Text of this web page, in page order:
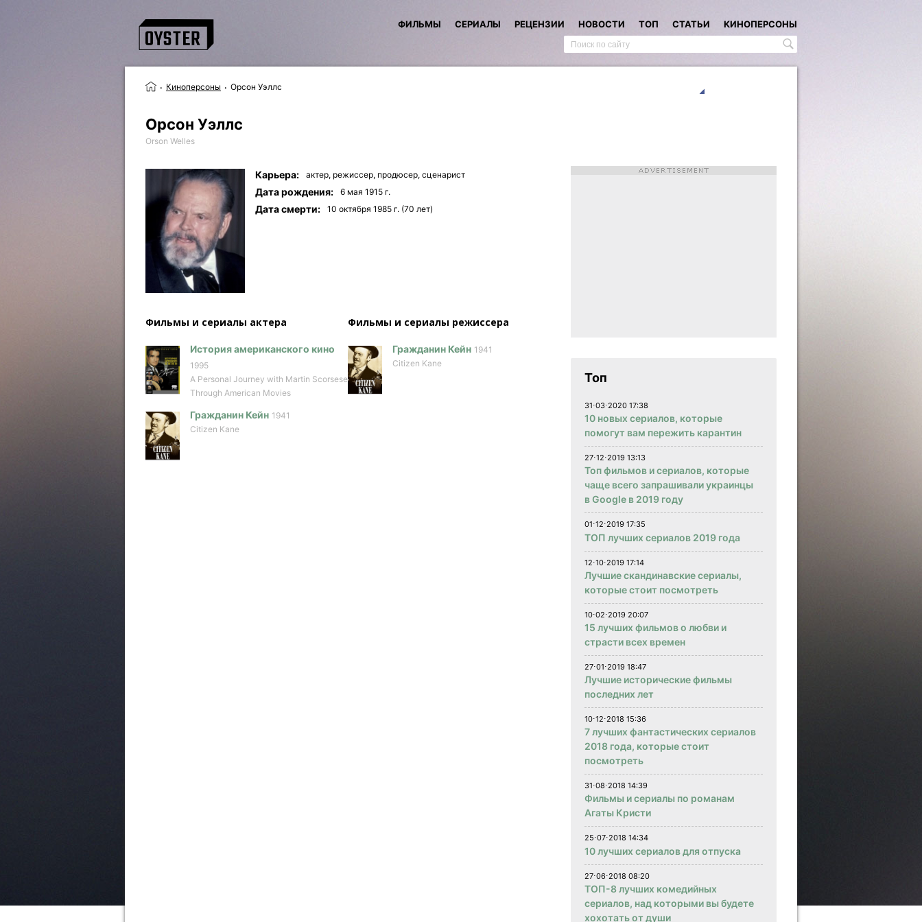
ФИЛЬМЫ СЕРИАЛЫ РЕЦЕНЗИИ НОВОСТИ ТОП СТАТЬИ КИНОПЕРСОНЫ
Киноперсоны Орсон Уэллс
Орсон Уэллс
Orson Welles
Карьера: актер, режиссер, продюсер, сценарист
Дата рождения: 6 мая 1915 г.
Дата смерти: 10 октября 1985 г. (70 лет)
Фильмы и сериалы актера
История американского кино
1995
A Personal Journey with Martin Scorsese
Through American Movies
Гражданин Кейн 1941
Citizen Kane
Фильмы и сериалы режисcера
Гражданин Кейн 1941
Citizen Kane
Топ
31⋅03⋅2020 17:38
10 новых сериалов, которые
помогут вам пережить карантин
27⋅12⋅2019 13:13
Топ фильмов и сериалов, которые
чаще всего запрашивали украинцы
в Google в 2019 году
01⋅12⋅2019 17:35
ТОП лучших сериалов 2019 года
12⋅10⋅2019 17:14
Лучшие скандинавские сериалы,
которые стоит посмотреть
10⋅02⋅2019 20:07
15 лучших фильмов о любви и
страсти всех времен
27⋅01⋅2019 18:47
Лучшие исторические фильмы
последних лет
10⋅12⋅2018 15:36
7 лучших фантастических сериалов
2018 года, которые стоит
посмотреть
31⋅08⋅2018 14:39
Фильмы и сериалы по романам
Агаты Кристи
25⋅07⋅2018 14:34
10 лучших сериалов для отпуска
27⋅06⋅2018 08:20
ТОП-8 лучших комедийных
сериалов, над которыми вы будете
хохотать от души